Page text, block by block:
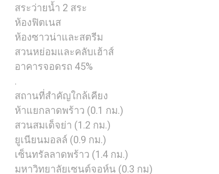
สระว่ายน้ำ 2 สระ
ห้องฟิตเนส
ห้องซาวน่าและสตรีม
สวนหย่อมและคลับเฮ้าส์
อาคารจอดรถ 45%
.
สถานที่สำคัญใกล้เคียง
ห้าแยกลาดพร้าว (0.1 กม.)
สวนสมเด็จย่า (1.2 กม.)
ยูเนียนมอลล์ (0.9 กม.)
เซ็นทรัลลาดพร้าว (1.4 กม.)
มหาวิทยาลัยเซนต์จอห์น (0.3 กม)